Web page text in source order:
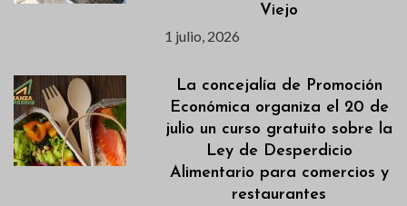
Viejo
1 julio, 2026
La concejalía de Promoción
Económica organiza el 20 de
julio un curso gratuito sobre la
Ley de Desperdicio
Alimentario para comercios y
restaurantes